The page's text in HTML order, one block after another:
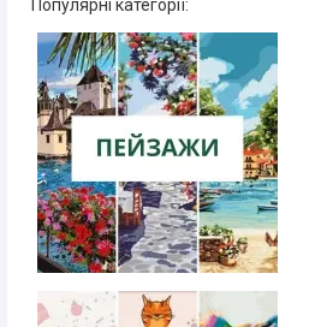
Популярні категорії: